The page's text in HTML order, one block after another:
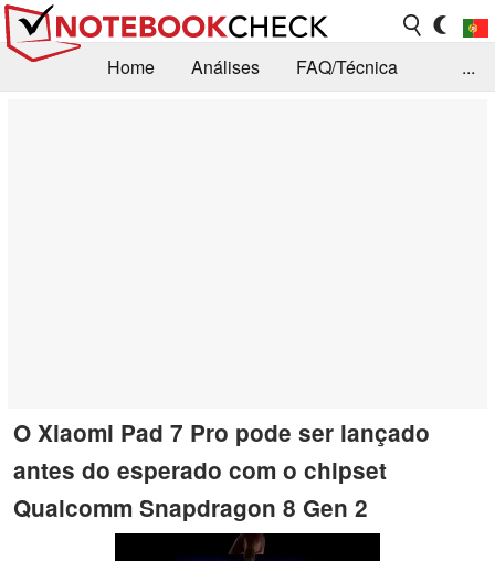
Home Análises
FAQ/Técnica
...
O Xiaomi Pad 7 Pro pode ser lançado
antes do esperado com o chipset
Qualcomm Snapdragon 8 Gen 2